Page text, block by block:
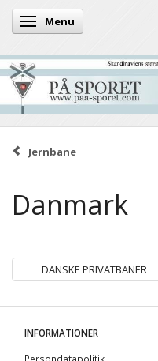
Skifte navigation
Menu
Jernbane
Danmark
DANSKE PRIVATBANER
INFORMATIONER
Persondatapolitik